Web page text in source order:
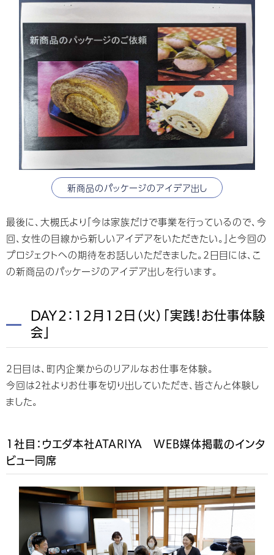
新商品のパッケージのアイデア出し
最後に、大槻氏より「今は家族だけで事業を行っているので、今
回、女性の目線から新しいアイデアをいただきたい。」と今回の
プロジェクトへの期待をお話しいただきました。2日目には、こ
の新商品のパッケージのアイデア出しを行います。
DAY2：12月12日（火）「実践！お仕事体験
会」
2日目は、町内企業からのリアルなお仕事を体験。
今回は2社よりお仕事を切り出していただき、皆さんと体験し
ました。
1社目：ウエダ本社ATARIYA WEB媒体掲載のインタ
ビュー同席